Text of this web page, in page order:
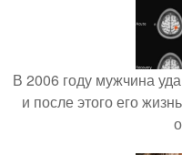
В 2006 году мужчина
и после этого его